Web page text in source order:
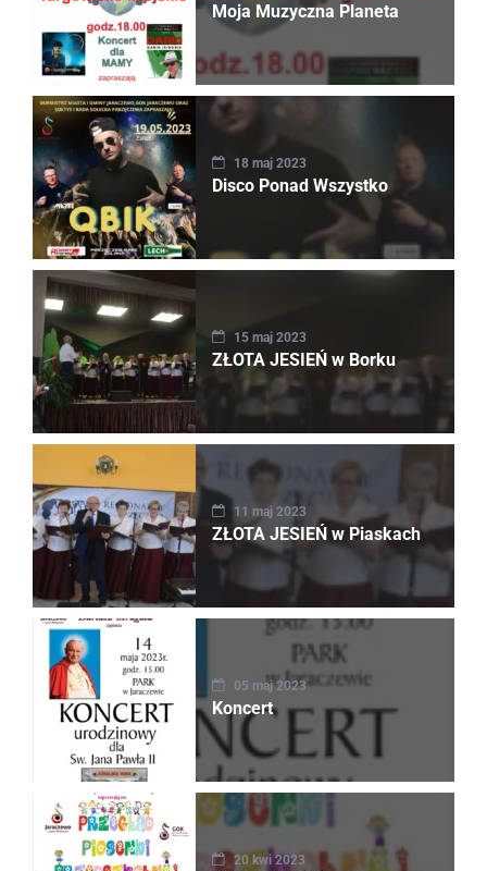
Moja Muzyczna Planeta
18 maj 2023
Disco Ponad Wszystko
15 maj 2023
ZŁOTA JESIEŃ w Borku
11 maj 2023
ZŁOTA JESIEŃ w Piaskach
05 maj 2023
Koncert
20 kwi 2023